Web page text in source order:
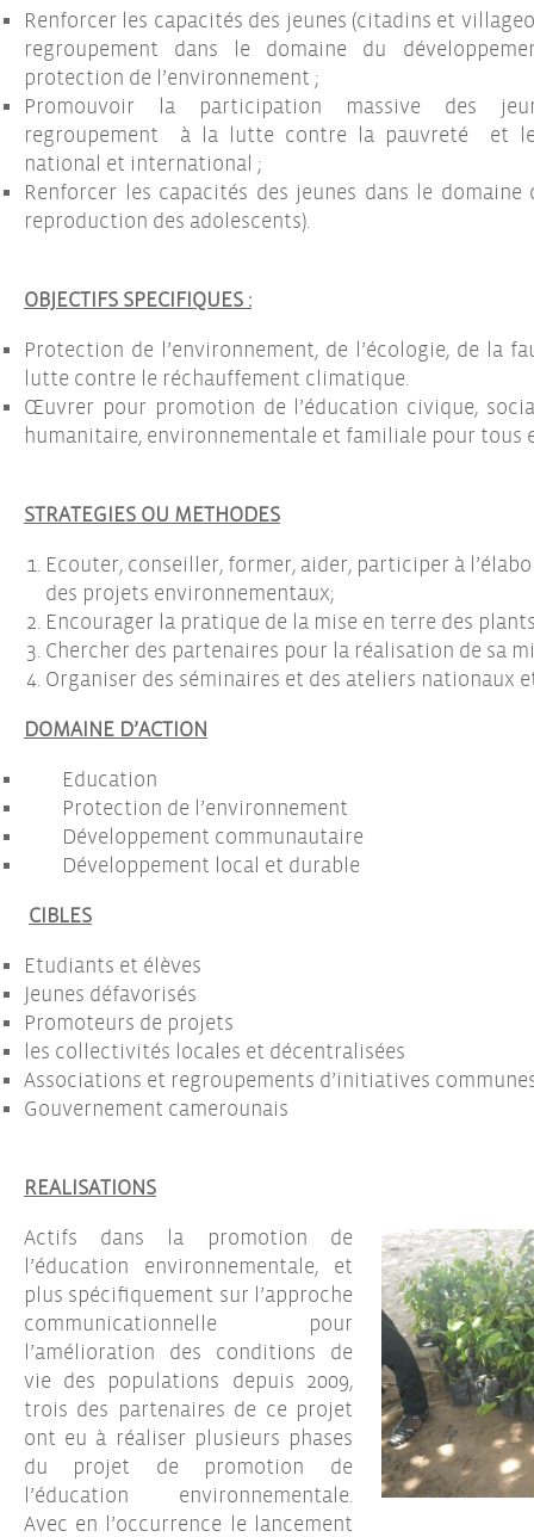
Renforcer les capacités des jeunes (citadins et
regroupement dans le domaine du
protection de l’environnement ;
Promouvoir la participation massive des
regroupement à la lutte contre la pauvreté et le
national et international ;
Renforcer les capacités des jeunes dans le domaine
reproduction des adolescents).
OBJECTIFS SPECIFIQUES :
Protection de l’environnement, de l’écologie, de la
lutte contre le réchauffement climatique.
Œuvrer pour promotion de l’éducation civique,
humanitaire, environnementale et familiale pour tous
STRATEGIES OU METHODES
Ecouter, conseiller, former, aider, participer à
des projets environnementaux;
Encourager la pratique de la mise en terre des
Chercher des partenaires pour la réalisation de sa
Organiser des séminaires et des ateliers nationaux
DOMAINE D’ACTION
Education
Protection de l’environnement
Développement communautaire
Développement local et durable
CIBLES
Etudiants et élèves
Jeunes défavorisés
Promoteurs de projets
les collectivités locales et décentralisées
Associations et regroupements d’initiatives
Gouvernement camerounais
REALISATIONS
Actifs dans la promotion de
l’éducation environnementale, et
plus spécifiquement sur l’approche
communicationnelle pour
l’amélioration des conditions de
vie des populations depuis 2009,
trois des partenaires de ce projet
ont eu à réaliser plusieurs phases
du projet de promotion de
l’éducation environnementale.
Avec en l’occurrence le lancement